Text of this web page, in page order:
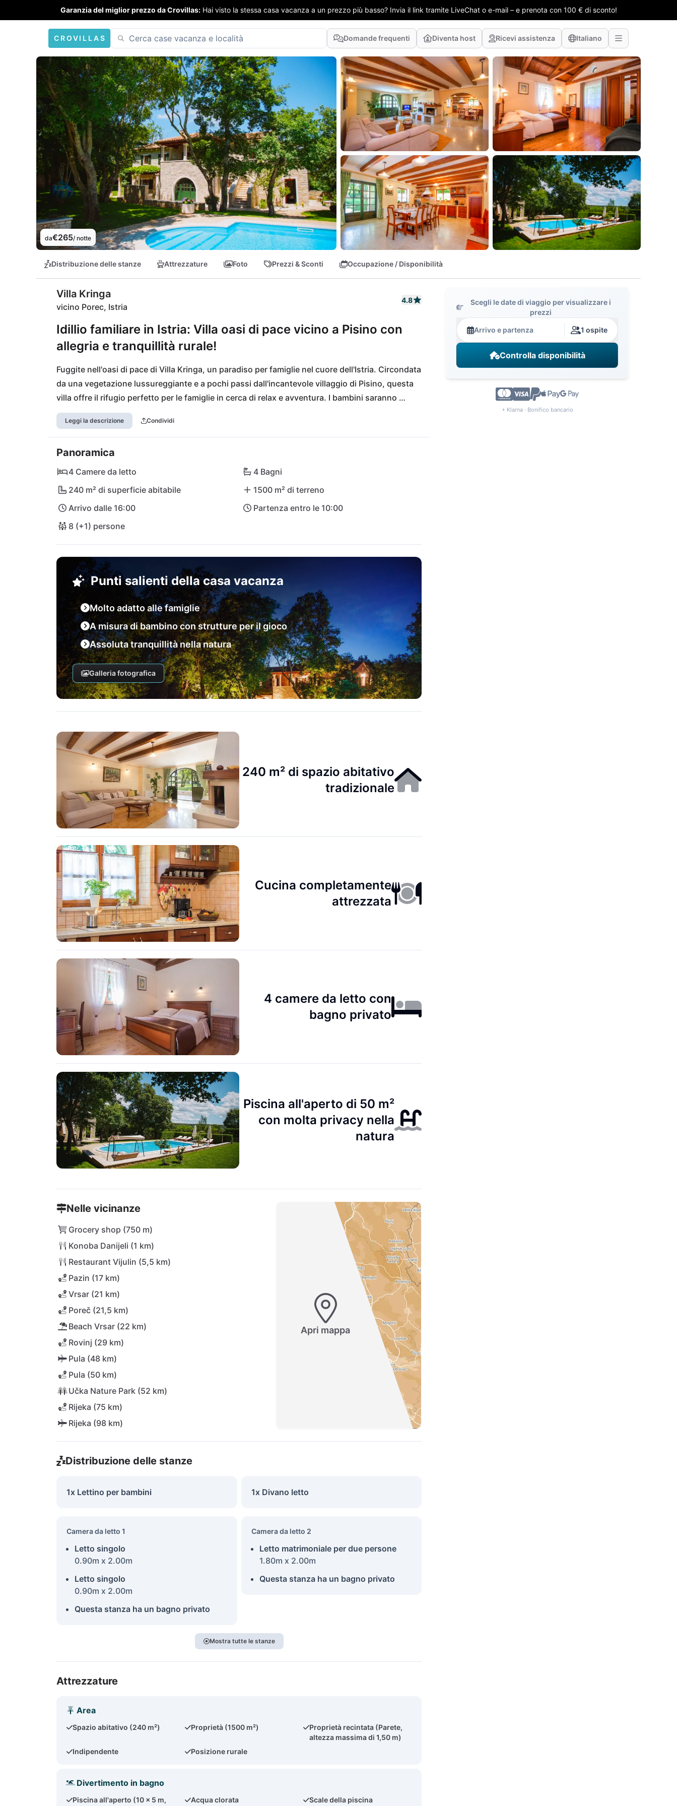
Garanzia del miglior prezzo da Crovillas: Hai visto la stessa casa vacanza a un prezzo più basso? Invia il link tramite LiveChat o e-mail – e prenota con 100 € di sconto!
CROVILLAS Domande frequenti Diventa host Ricevi assistenza Italiano
da€265/ notte
Distribuzione delle stanze Attrezzature Foto Prezzi & Sconti Occupazione / Disponibilità
Villa Kringa
vicino Porec, Istria
4.8
Idillio familiare in Istria: Villa oasi di pace vicino a Pisino con
allegria e tranquillità rurale!
Fuggite nell'oasi di pace di Villa Kringa, un paradiso per famiglie nel cuore dell'Istria. Circondata
da una vegetazione lussureggiante e a pochi passi dall'incantevole villaggio di Pisino, questa
villa offre il rifugio perfetto per le famiglie in cerca di relax e avventura. I bambini saranno
entusiasti dell'ampia gamma di giochi, mentre gli adulti potranno godersi la tranquillità della
vita rurale. Il vicino ristorante Vijulin vi attende per delizie culinarie o per esplorare la storica
Poreč e la pittoresca Rovinj, entrambe a breve distanza in auto. E quando è il momento della
sabbia tra le dita dei piedi, la spiaggia di Orsera vi invita a godere di tramonti indimenticabili.
Ogni anima trova pace a Villa Kringa!
Leggi la descrizione Condividi
Panoramica
4 Camere da letto
4 Bagni
240 m² di superficie abitabile
1500 m² di terreno
Arrivo dalle 16:00
Partenza entro le 10:00
8 (+1) persone
Punti salienti della casa vacanza
Molto adatto alle famiglie
A misura di bambino con strutture per il gioco
Assoluta tranquillità nella natura
Galleria fotografica
240 m² di spazio abitativo
tradizionale
Cucina completamente
attrezzata
4 camere da letto con
bagno privato
Piscina all'aperto di 50 m²
con molta privacy nella
natura
Nelle vicinanze
Grocery shop (750 m)
Konoba Danijeli (1 km)
Restaurant Vijulin (5,5 km)
Pazin (17 km)
Vrsar (21 km)
Poreč (21,5 km)
Beach Vrsar (22 km)
Rovinj (29 km)
Pula (48 km)
Pula (50 km)
Učka Nature Park (52 km)
Rijeka (75 km)
Rijeka (98 km)
Apri mappa
Distribuzione delle stanze
1x Lettino per bambini 1x Divano letto
Camera da letto 1
Letto singolo
0.90m x 2.00m
Letto singolo
0.90m x 2.00m
Questa stanza ha un bagno privato
Camera da letto 2
Letto matrimoniale per due persone
1.80m x 2.00m
Questa stanza ha un bagno privato
Mostra tutte le stanze
Attrezzature
Area
Spazio abitativo (240 m²) Proprietà (1500 m²)
Proprietà recintata (Parete,
altezza massima di 1,50 m)
Indipendente
Posizione rurale
Divertimento in bagno
Piscina all'aperto (10 x 5 m,
Acqua clorata Scale della piscina
Scegli le date di viaggio per visualizzare i
prezzi
Arrivo e partenza 1 ospite
Controlla disponibilità
+ Klarna · Bonifico bancario